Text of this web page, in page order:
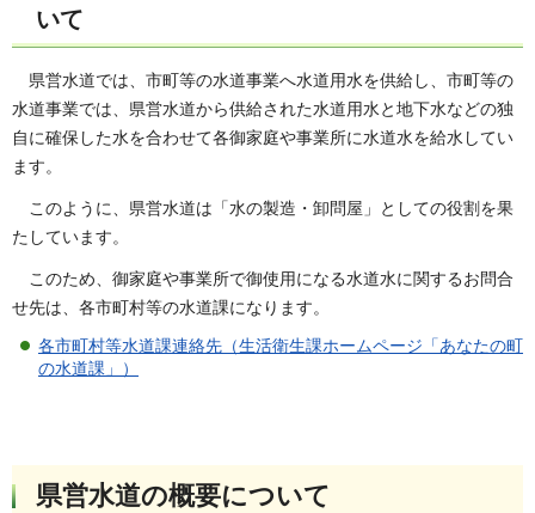
いて
県営水道では、市町等の水道事業へ水道用水を供給し、市町等の
水道事業では、県営水道から供給された水道用水と地下水などの独
自に確保した水を合わせて各御家庭や事業所に水道水を給水してい
ます。
このように、県営水道は「水の製造・卸問屋」としての役割を果
たしています。
こ のため、御家庭や事業所で御使用になる水道水に関するお問合
せ先は、各市町村等の水道課になります。
各市町村等水道課連絡先（生活衛生課ホームページ「あなたの町
の水道課」）
県営水道の概要について